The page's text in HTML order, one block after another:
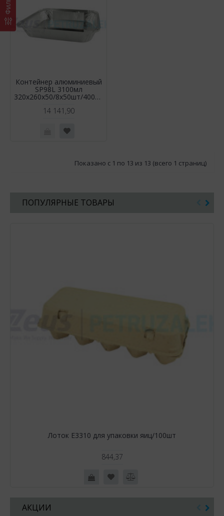
Контейнер алюминиевый
SP98L 3100мл
320х260х50/8х50шт/400шт
14 141,90
Показано с 1 по 13 из 13 (всего 1 страниц)
ПОПУЛЯРНЫЕ ТОВАРЫ
Лоток Е3310 для упаковки яиц/100шт
844,37
АКЦИИ